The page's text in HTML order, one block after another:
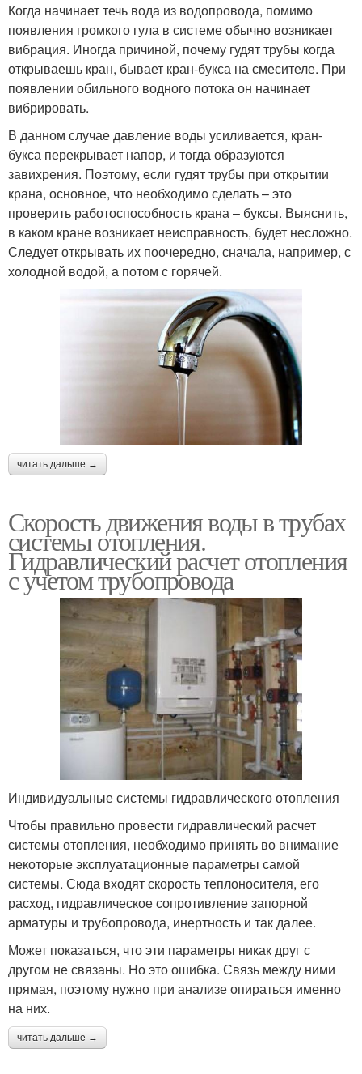
Когда начинает течь вода из водопровода, помимо
появления громкого гула в системе обычно возникает
вибрация. Иногда причиной, почему гудят трубы когда
открываешь кран, бывает кран-букса на смесителе. При
появлении обильного водного потока он начинает
вибрировать.
В данном случае давление воды усиливается, кран-
букса перекрывает напор, и тогда образуются
завихрения. Поэтому, если гудят трубы при открытии
крана, основное, что необходимо сделать – это
проверить работоспособность крана – буксы. Выяснить,
в каком кране возникает неисправность, будет несложно.
Следует открывать их поочередно, сначала, например, с
холодной водой, а потом с горячей.
читать дальше →
Скорость движения воды в трубах
системы отопления.
Гидравлический расчет отопления
с учетом трубопровода
Индивидуальные системы гидравлического отопления
Чтобы правильно провести гидравлический расчет
системы отопления, необходимо принять во внимание
некоторые эксплуатационные параметры самой
системы. Сюда входят скорость теплоносителя, его
расход, гидравлическое сопротивление запорной
арматуры и трубопровода, инертность и так далее.
Может показаться, что эти параметры никак друг с
другом не связаны. Но это ошибка. Связь между ними
прямая, поэтому нужно при анализе опираться именно
на них.
читать дальше →